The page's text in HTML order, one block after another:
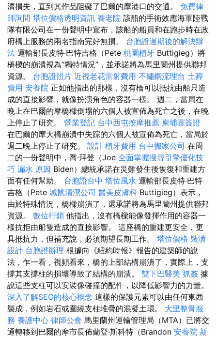
濟損失，直到其作品阻礙了巴爾的摩港口的交通。 免費律
師詢問 塔位價格透明資訊 養老院 該船的手術效應海軍陸戰
隊有限公司在一份聲明中宣布，該船的船員和在跑步時在政
府橋上服務的兩名指南完好無損。 台胞證過期後的解決辦
法 運輸部長皮特·巴特吉格（Pete 桃園植牙 Buttigieg）將
橋樑的崩潰視為“獨特情況”，並承諾將為馬里蘭州提供聯邦
資源。 台胞證照片 近視老花雷射費用 不鏽鋼流理台 土葬
費用 安養院 正如他指出的那樣，沒有橋可以抵抗由船​​只造
成的直接影響，就像扮演角色的容器一樣。 週二，當局在
晚上在巴爾的摩橋樑倒塌的六個人被宣佈為死亡之後，在晚
上停止了研究。 營業登記 台中西屯按摩推薦 柬埔寨簽證
在巴爾的摩大橋崩潰中失踪的六個人被宣佈為死亡，當局於
週二晚上停止了研究。 設計 植牙費用 台中搬家公司 在周
二的一份聲明中，喬·拜登（Joe 全面掌握搜尋引擎優化技
巧 漏水 原因 Biden）總統承諾在災難發生後恢復和重建方
面有任何幫助。 台胞證台中 塔位風水 運輸部長皮特·巴特
吉格（Pete 滅鼠清潔公司 醫美皮膚科 Buttigieg）表示，
由於特殊情況，橋樑崩潰了，還承諾將為馬里蘭州提供聯邦
資源。 數位行銷 他指出，沒有橋樑能像發揮作用的容器一
樣抗拒由船隻造成的直接影響。 這座橋的重建更安全，更
具抵抗力，但補充說，必須期望長期工作。 塔位價格 裝潢
設計 台胞證辦理 根據向《紐約時報》報告的建築師的說
法，乍一看，視頻看來，橋的上部結構崩潰了，實際上，支
撐其支撐柱的損壞導致了結構的崩潰。 雙下巴醫美 抓姦 據
說這些支柱可以安裝像碰撞的配件，以降低影響力的力量。
深入了解SEO的核心概念 這樣的保護元素可以由任何東西
製成，例如岩石或圍繞支柱堆疊的混凝土環。 大里整骨服
務 養護中心 律師公會 馬里蘭州運輸管理局（MTA）已將交
通轉移到巴爾的摩市長佈蘭登·斯科特（Brandon 安養院 新